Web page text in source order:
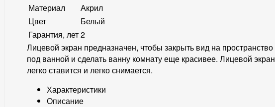
Материал
Акрил
Цвет
Белый
Гарантия, лет2
Лицевой экран предназначен, чтобы закрыть вид на пространство
под ванной и сделать ванну комнату еще красивее. Лицевой экран
легко ставится и легко снимается.
Характеристики
Описание